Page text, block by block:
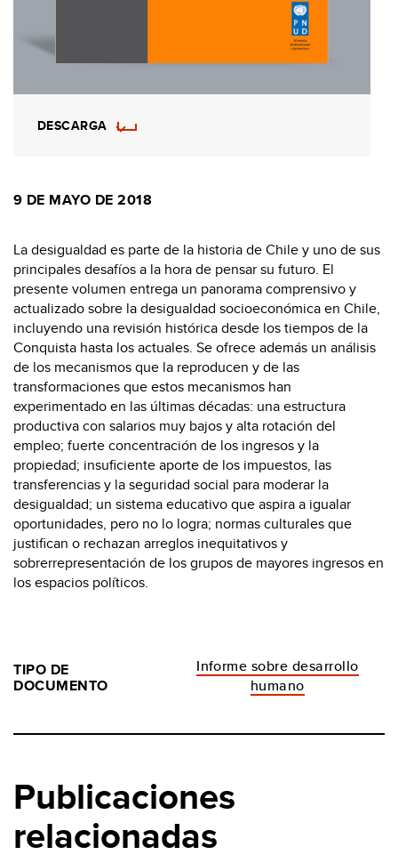
DESCARGA
9 DE MAYO DE 2018
La desigualdad es parte de la historia de Chile y uno de sus
principales desafíos a la hora de pensar su futuro. El
presente volumen entrega un panorama comprensivo y
actualizado sobre la desigualdad socioeconómica en Chile,
incluyendo una revisión histórica desde los tiempos de la
Conquista hasta los actuales. Se ofrece además un análisis
de los mecanismos que la reproducen y de las
transformaciones que estos mecanismos han
experimentado en las últimas décadas: una estructura
productiva con salarios muy bajos y alta rotación del
empleo; fuerte concentración de los ingresos y la
propiedad; insuficiente aporte de los impuestos, las
transferencias y la seguridad social para moderar la
desigualdad; un sistema educativo que aspira a igualar
oportunidades, pero no lo logra; normas culturales que
justifican o rechazan arreglos inequitativos y
sobrerrepresentación de los grupos de mayores ingresos en
los espacios políticos.
TIPO DE
DOCUMENTO
Informe sobre desarrollo
humano
Publicaciones
relacionadas